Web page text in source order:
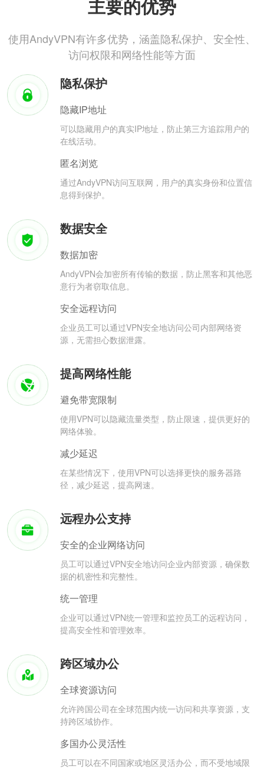
主要的优势
使用AndyVPN有许多优势，涵盖隐私保护、安全性、
访问权限和网络性能等方面
隐私保护
隐藏IP地址
可以隐藏用户的真实IP地址，防止第三方追踪用户的
在线活动。
匿名浏览
通过AndyVPN访问互联网，用户的真实身份和位置信
息得到保护。
数据安全
数据加密
AndyVPN会加密所有传输的数据，防止黑客和其他恶
意行为者窃取信息。
安全远程访问
企业员工可以通过VPN安全地访问公司内部网络资
源，无需担心数据泄露。
提高网络性能
避免带宽限制
使用VPN可以隐藏流量类型，防止限速，提供更好的
网络体验。
减少延迟
在某些情况下，使用VPN可以选择更快的服务器路
径，减少延迟，提高网速。
远程办公支持
安全的企业网络访问
员工可以通过VPN安全地访问企业内部资源，确保数
据的机密性和完整性。
统一管理
企业可以通过VPN统一管理和监控员工的远程访问，
提高安全性和管理效率。
跨区域办公
全球资源访问
允许跨国公司在全球范围内统一访问和共享资源，支
持跨区域协作。
多国办公灵活性
员工可以在不同国家或地区灵活办公，而不受地域限